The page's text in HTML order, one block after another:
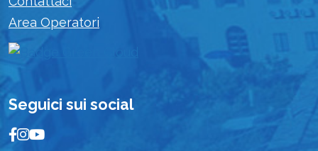
Area Operatori
Seguici sui social